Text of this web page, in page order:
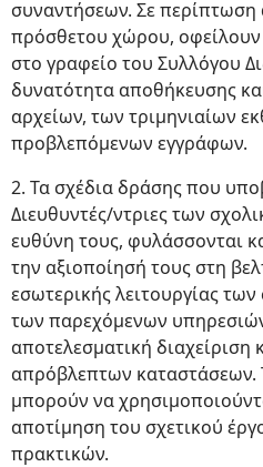
συναντήσεων. Σε περίπτωση
πρόσθετου χώρου,
στο γραφείο του Συλλόγου
δυνατότητα αποθήκευσης
αρχείων, των τριμηνιαίων
προβλεπόμενων εγγράφων.
2. Τα σχέδια δράσης που
Διευθυντές/ντριες των
ευθύνη τους, φυλάσσονται
την αξιοποίησή τους στη
εσωτερικής λειτουργίας
των παρεχόμενων
αποτελεσματική διαχείριση
απρόβλεπτων καταστάσεων.
μπορούν να
αποτίμηση του σχετικού
πρακτικών.